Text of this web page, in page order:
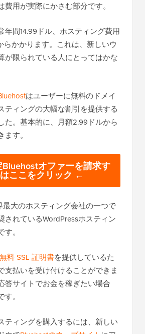
費用が実際にかさむ部分です。
年間14.99ドル、ホスティング費用
らかかります。これは、新しいウ
が限られている人にとってはかな
はユーザーに無料のドメイ
ティングの大幅な割引を提供する
た。基本的に、月額2.99ドルから
す。
オファーを請求す
ここをクリック ←
最大のホスティング会社の一つで
されているWordPressホスティン
。
無料 SSL 証明書を提供しているた
支払いを受け付けることができま
答サイトでお金を稼ぎたい場合
。
ティングを購入するには、新しい